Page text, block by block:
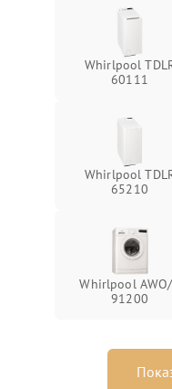
Whirlpool
60111
Whirlpool
65210
Whirlpool
91200